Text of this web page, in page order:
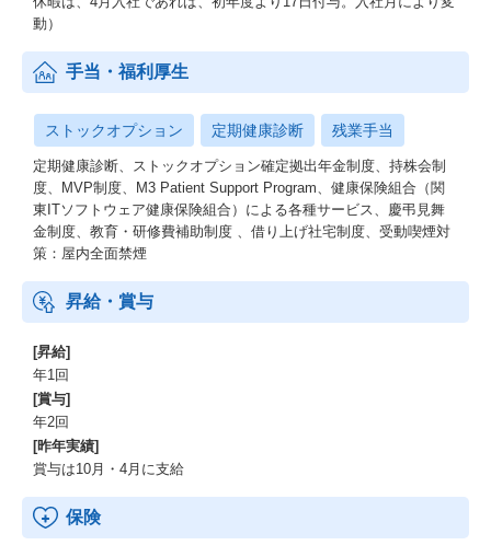
動）
手当・福利厚生
ストックオプション 定期健康診断 残業手当
定期健康診断、ストックオプション確定拠出年金制度、持株会制
度、MVP制度、M3 Patient Support Program、健康保険組合（関
東ITソフトウェア健康保険組合）による各種サービス、慶弔見舞
金制度、教育・研修費補助制度 、借り上げ社宅制度、受動喫煙対
策：屋内全面禁煙
昇給・賞与
[昇給]
年1回
[賞与]
年2回
[昨年実績]
賞与は10月・4月に支給
保険